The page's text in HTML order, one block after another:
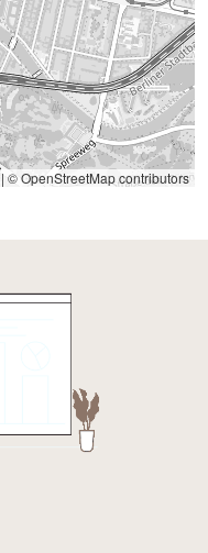
| © OpenStreetMap contributors